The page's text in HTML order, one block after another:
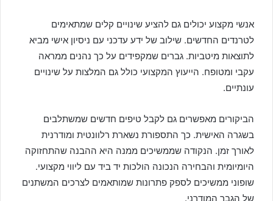
אנשי מקצוע יכולים גם להציע שינויים קלים שמתאימים
לטרנדים החדשים. שילוב של ידע עדכני עם ניסיון אישי מביא
לתוצאות מיטביות. גברים שמקפידים על כך נהנים ממראה
עקבי ומטופח. הייעוץ המקצועי כולל גם המלצות על שינויים
עונתיים.
הביקורים מאפשרים גם לקבל טיפים חדשים שמשתלבים
בשגרה האישית. כך התספורת נשארת רלוונטית ומודרנית
לאורך זמן. הנקודה שממשיכים ממנה היא ההבנה שהתחזוקה
היומיומית והבחירה הנכונה הולכות יד ביד עם ליווי מקצועי.
שופוני ממשיכים לספק פתרונות שמותאמים לצרכים המשתנים
של הגבר המודרני.